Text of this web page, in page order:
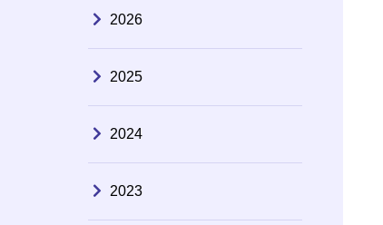
2026
2025
2024
2023